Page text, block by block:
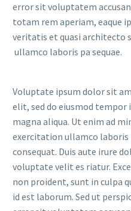
error sit voluptatem
totam rem aperiam, eaque
veritatis et quasi architecto
ullamco laboris pa sequae.
Voluptate ipsum dolor sit
elit, sed do eiusmod
magna aliqua. Ut enim ad
exercitation ullamco laboris
consequat. Duis aute irure
voluptate velit es riatur.
non proident, sunt in culpa
id est laborum. Sed ut